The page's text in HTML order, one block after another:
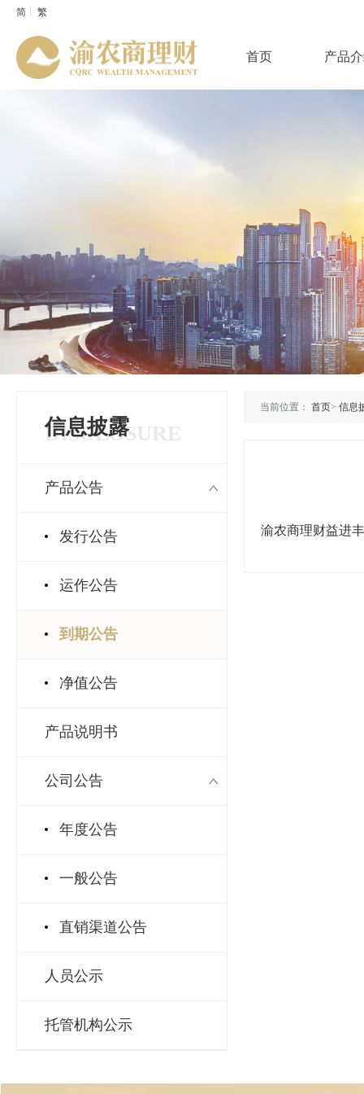
简 繁
首页 产品
信息披露
DISCLOSURE
产品公告
发行公告
运作公告
到期公告
净值公告
产品说明书
公司公告
年度公告
一般公告
直销渠道公告
人员公示
托管机构公示
当前位置： 首页> 信息
渝农商理财益进